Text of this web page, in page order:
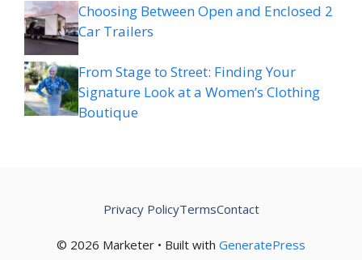
Choosing Between Open and Enclosed 2
Car Trailers
From Stage to Street: Finding Your
Signature Look at a Women’s Clothing
Boutique
© 2026 Marketer • Built with GeneratePress
Privacy PolicyTermsContact